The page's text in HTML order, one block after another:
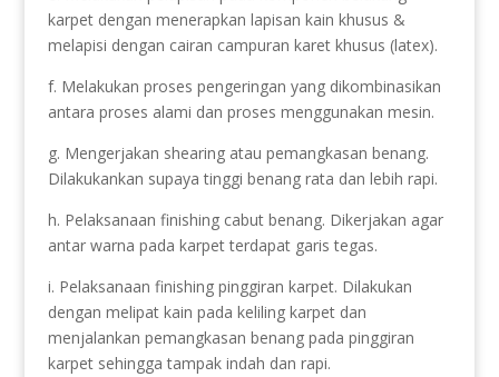
karpet dengan menerapkan lapisan kain khusus &
melapisi dengan cairan campuran karet khusus (latex).
f. Melakukan proses pengeringan yang dikombinasikan
antara proses alami dan proses menggunakan mesin.
g. Mengerjakan shearing atau pemangkasan benang.
Dilakukankan supaya tinggi benang rata dan lebih rapi.
h. Pelaksanaan finishing cabut benang. Dikerjakan agar
antar warna pada karpet terdapat garis tegas.
i. Pelaksanaan finishing pinggiran karpet. Dilakukan
dengan melipat kain pada keliling karpet dan
menjalankan pemangkasan benang pada pinggiran
karpet sehingga tampak indah dan rapi.